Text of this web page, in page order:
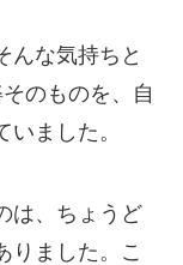
んな気持ちと
のものを、自
ました。
は、ちょうど
りました。こ